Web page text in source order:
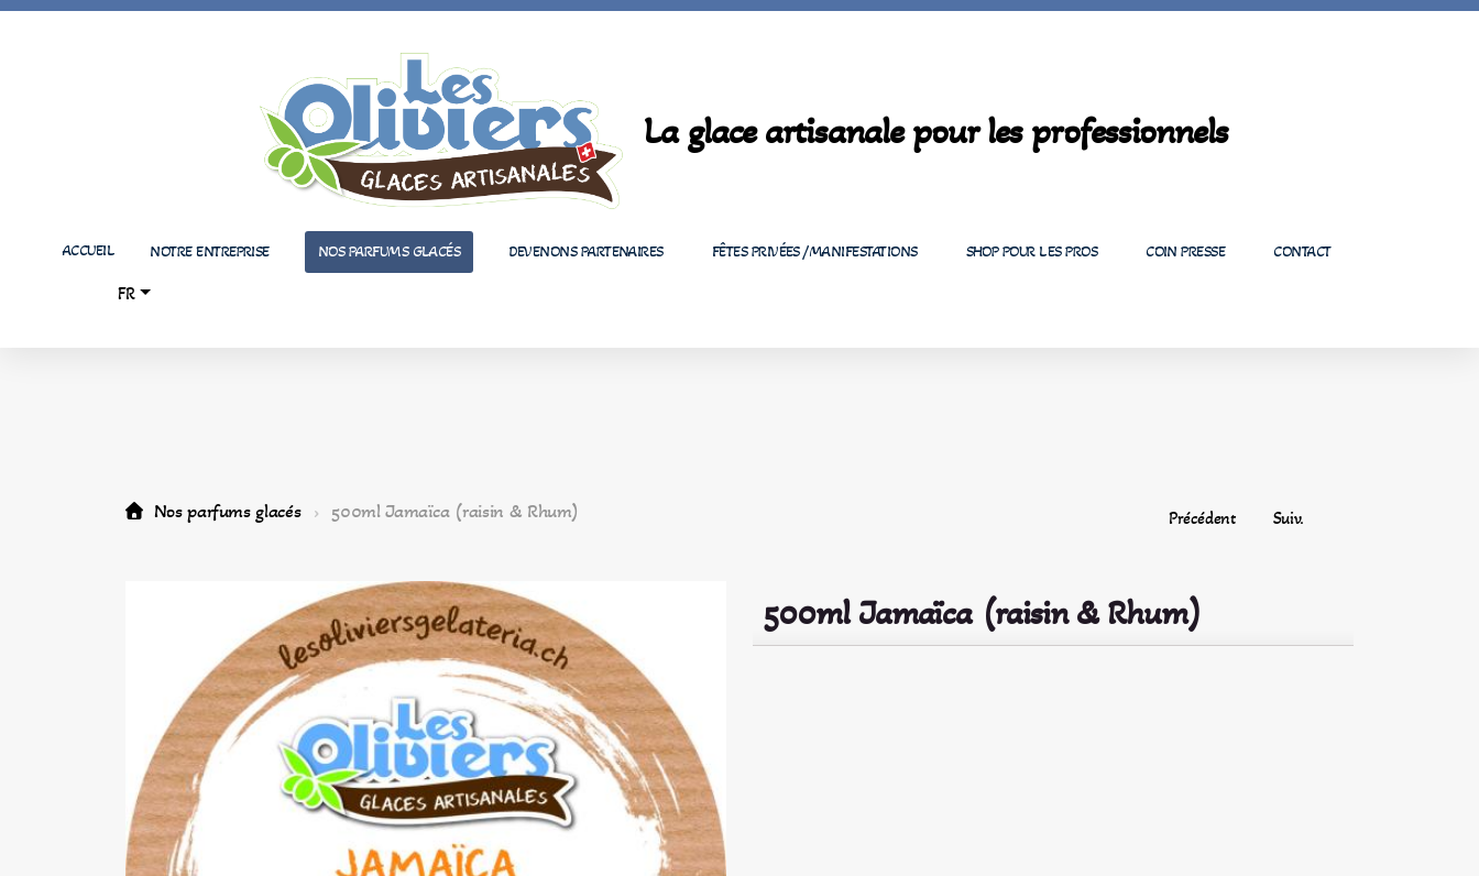
La glace artisanale pour les professionnels
ACCUEIL NOTRE ENTREPRISE NOS PARFUMS GLACÉS DEVENONS PARTENAIRES FÊTES PRIVÉES /MANIFESTATIONS SHOP POUR LES PROS COIN PRESSE CONTACT
FR
Précédent Suiv.
Nos parfums glacés 500ml Jamaïca (raisin & Rhum)
500ml Jamaïca (raisin & Rhum)